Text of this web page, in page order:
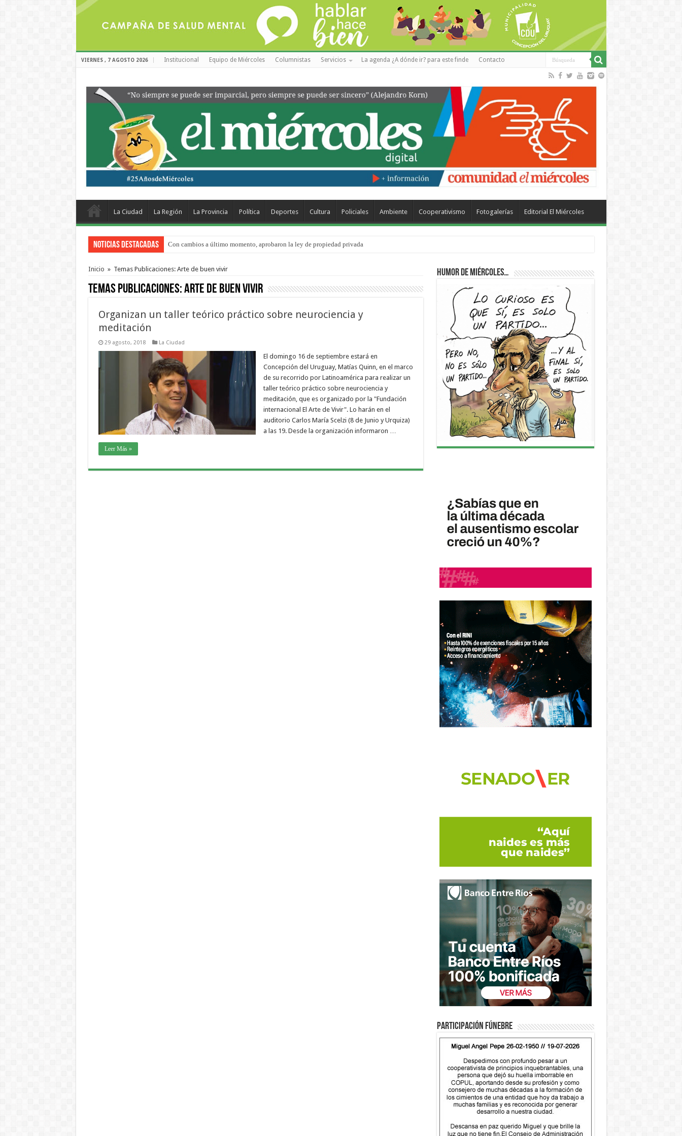
VIERNES , 7 AGOSTO 2026 Institucional Equipo de Miércoles Columnistas Servicios La agenda ¿A dónde ir? para este finde Contacto
La Ciudad La Región La Provincia Política Deportes Cultura Policiales Ambiente Cooperativismo Fotogalerías Editorial El Miércoles
Noticias Destacadas Con cambios a último momento, aprobaron la ley de propiedad privada
Del viernes 7 al domingo 9 de agosto: la agenda ¿A dónde ir? para este finde
Inicio » Temas Publicaciones: Arte de buen vivir
Temas Publicaciones:Arte de buen vivir
Organizan un taller teórico práctico sobre neurociencia y
meditación
29 agosto, 2018 La Ciudad
El domingo 16 de septiembre estará en
Concepción del Uruguay, Matías Quinn, en el marco
de su recorrido por Latinoamérica para realizar un
taller teórico práctico sobre neurociencia y
meditación, que es organizado por la "Fundación
internacional El Arte de Vivir". Lo harán en el
auditorio Carlos María Scelzi (8 de Junio y Urquiza)
a las 19. Desde la organización informaron …
Leer Más »
Humor de Miércoles…
Participación fúnebre